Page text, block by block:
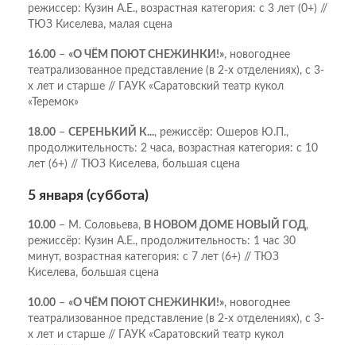
режиссер: Кузин А.Е., возрастная категория: с 3 лет (0+) //
ТЮЗ Киселева, малая сцена
16.00 – «О ЧЁМ ПОЮТ СНЕЖИНКИ!», новогоднее
театрализованное представление (в 2-х отделениях), с 3-
х лет и старше // ГАУК «Саратовский театр кукол
«Теремок»
18.00 – СЕРЕНЬКИЙ К..., режиссёр: Ошеров Ю.П.,
продолжительность: 2 часа, возрастная категория: с 10
лет (6+) // ТЮЗ Киселева, большая сцена
5 января (суббота)
10.00 – М. Соловьева, В НОВОМ ДОМЕ НОВЫЙ ГОД,
режиссёр: Кузин А.Е., продолжительность: 1 час 30
минут, возрастная категория: с 7 лет (6+) // ТЮЗ
Киселева, большая сцена
10.00 – «О ЧЁМ ПОЮТ СНЕЖИНКИ!», новогоднее
театрализованное представление (в 2-х отделениях), с 3-
х лет и старше // ГАУК «Саратовский театр кукол